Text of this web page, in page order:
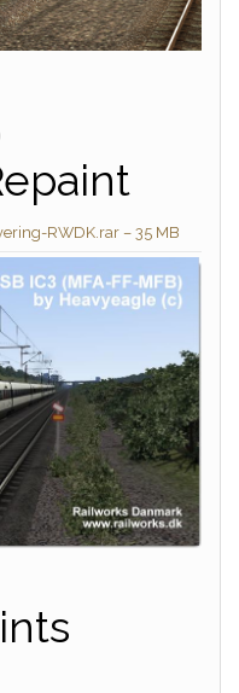
RWDK.rar – 35 MB